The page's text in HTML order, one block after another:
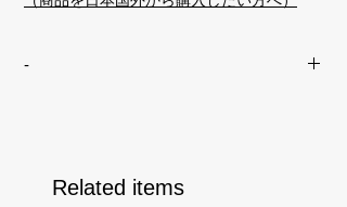
-
Related items